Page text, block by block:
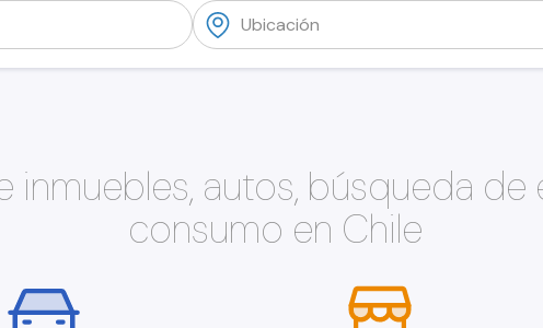
inmuebles, autos, búsqueda
consumo en Chile